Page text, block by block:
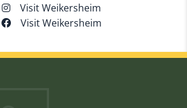
Visit Weikersheim
Visit Weikersheim